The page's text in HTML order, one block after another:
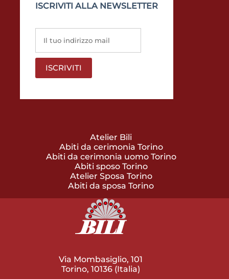
ISCRIVITI ALLA NEWSLETTER
Atelier Bili
Abiti da cerimonia Torino
Abiti da cerimonia uomo Torino
Abiti sposo Torino
Atelier Sposa Torino
Abiti da sposa Torino
Via Mombasiglio, 101
Torino, 10136 (Italia)